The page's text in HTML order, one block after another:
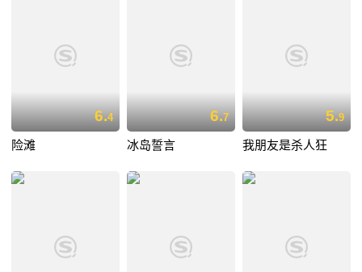
6.4
险滩
6.7
冰岛誓言
5.9
我朋友是杀人狂